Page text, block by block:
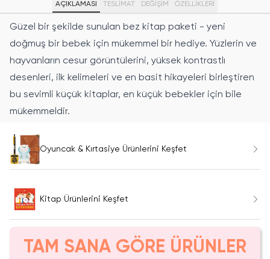
AÇIKLAMASI
TESLİMAT
DEĞİŞİM
ÖZELLIKLERI
Güzel bir şekilde sunulan bez kitap paketi - yeni
doğmuş bir bebek için mükemmel bir hediye. Yüzlerin ve
hayvanların cesur görüntülerini, yüksek kontrastlı
desenleri, ilk kelimeleri ve en basit hikayeleri birleştiren
bu sevimli küçük kitaplar, en küçük bebekler için bile
mükemmeldir.
Oyuncak & Kırtasiye Ürünlerini Keşfet
Kitap Ürünlerini Keşfet
TAM SANA GÖRE ÜRÜNLER